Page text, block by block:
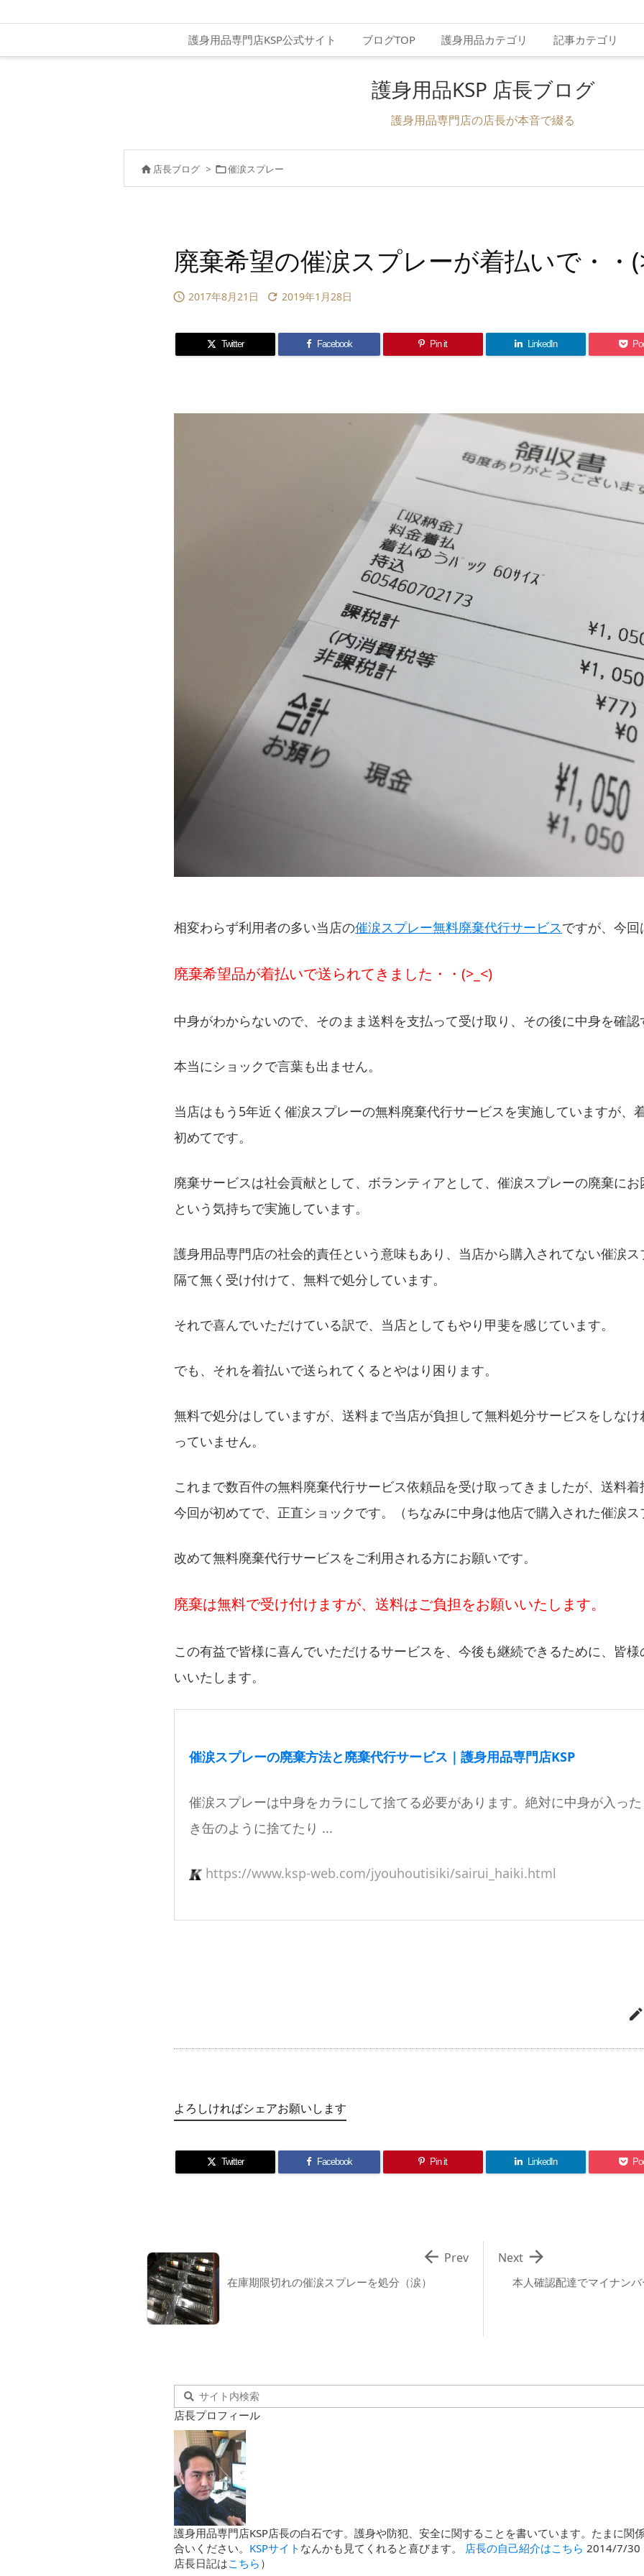
護身用品専門店KSP公式サイト ブログTOP 護身用品カテゴリ 記事カテゴリ
護身用品KSP 店長ブログ
護身用品専門店の店長が本音で綴る
 店長ブログ > 催涙スプレー
廃棄希望の催涙スプレーが着払いで・・
 2017年8月21日  2019年1月28日
Twitter Facebook Pin it LinkedIn
相変わらず利用者の多い当店の催涙スプレー無料廃棄代行サービスですが、今回
廃棄希望品が着払いで送られてきました・・(>_<)
中身がわからないので、そのまま送料を支払って受け取り、その後に中身を確
本当にショックで言葉も出ません。
当店はもう5年近く催涙スプレーの無料廃棄代行サービスを実施していますが、
初めてです。
廃棄サービスは社会貢献として、ボランティアとして、催涙スプレーの廃棄に
という気持ちで実施しています。
護身用品専門店の社会的責任という意味もあり、当店から購入されてない催涙
隔て無く受け付けて、無料で処分しています。
それで喜んでいただけている訳で、当店としてもやり甲斐を感じています。
でも、それを着払いで送られてくるとやはり困ります。
無料で処分はしていますが、送料まで当店が負担して無料処分サービスをしな
っていません。
これまで数百件の無料廃棄代行サービス依頼品を受け取ってきましたが、送料
今回が初めてで、正直ショックです。（ちなみに中身は他店で購入された催涙
改めて無料廃棄代行サービスをご利用される方にお願いです。
廃棄は無料で受け付けますが、送料はご負担をお願いいたします。
この有益で皆様に喜んでいただけるサービスを、今後も継続できるために、皆
いいたします。
催涙スプレーの廃棄方法と廃棄代行サービス｜護身用品専門店KSP
催涙スプレーは中身をカラにして捨てる必要があります。絶対に中身が入っ
き缶のように捨てたり ...
https://www.ksp-web.com/jyouhoutisiki/sairui_haiki.html

よろしければシェアお願いします
Twitter Facebook Pin it LinkedIn
本人確認配達でマイナン

Next
在庫期限切れの催涙スプレーを処分（涙）
 Prev
店長プロフィール
護身用品専門店KSP店長の白石です。護身や防犯、安全に関することを書いています。たまに関
合いください。 KSPサイト なんかも見てくれると喜びます。 店長の自己紹介はこちら 2014/7/30
店長日記はこちら ）